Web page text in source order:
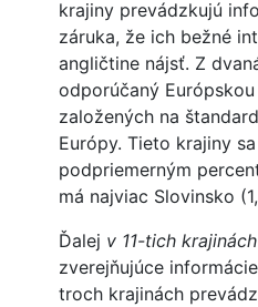
krajiny prevádzkujú
záruka, že ich bežné
angličtine nájsť. Z
odporúčaný
založených na
Európy. Tieto krajiny
podpriemerným
má najviac Slovinsko
Ďalej v 11-tich
zverejňujúce
troch krajinách